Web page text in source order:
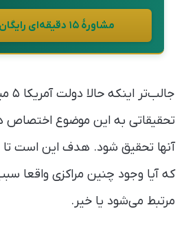
مشاورهٔ ۱۵ دقیقه‌ای رایگان در واتساپ
تحقیقاتی به این موضوع اختصاص
آنها تحقیق شود. هدف این است
که آیا وجود چنین مراکزی
مرتبط می‌شود یا خیر.